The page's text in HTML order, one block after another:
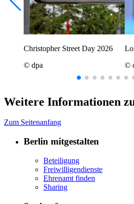
Christopher Street Day 2026
© dpa
©
Weitere Informationen
Zum Seitenanfang
Berlin mitgestalten
Beteiligung
Freiwilligendienste
Ehrenamt finden
Sharing